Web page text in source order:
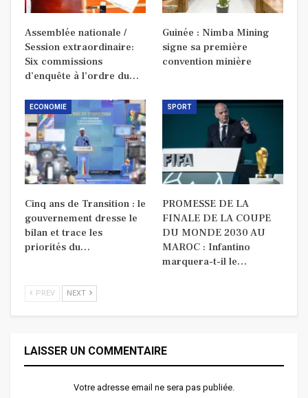
Assemblée nationale /
Session extraordinaire:
Six commissions
d’enquête à l’ordre du…
Guinée : Nimba Mining
signe sa première
convention minière
ECONOMIE
Cinq ans de Transition : le
gouvernement dresse le
bilan et trace les
priorités du…
SPORT
PROMESSE DE LA
FINALE DE LA COUPE
DU MONDE 2030 AU
MAROC : Infantino
marquera-t-il le…
PREV NEXT
LAISSER UN COMMENTAIRE
Votre adresse email ne sera pas publiée.